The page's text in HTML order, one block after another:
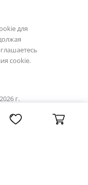
для
cookie.
г.